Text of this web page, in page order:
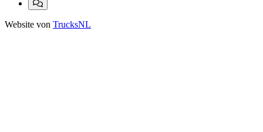
Website von TrucksNL